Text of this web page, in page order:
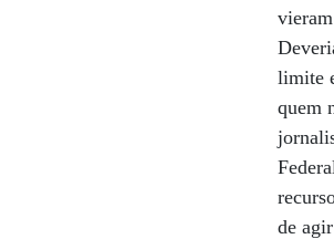
limite
quem
de